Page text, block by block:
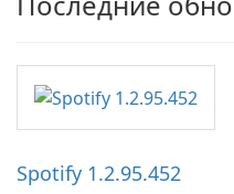
Spotify 1.2.95.452